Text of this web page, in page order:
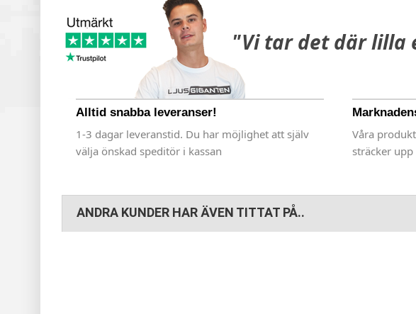
"Vi tar det där lilla
Alltid snabba leveranser!
1-3 dagar leveranstid. Du har möjlighet att själv
välja önskad speditör i kassan
Våra
sträcker
ANDRA KUNDER HAR ÄVEN TITTAT PÅ..